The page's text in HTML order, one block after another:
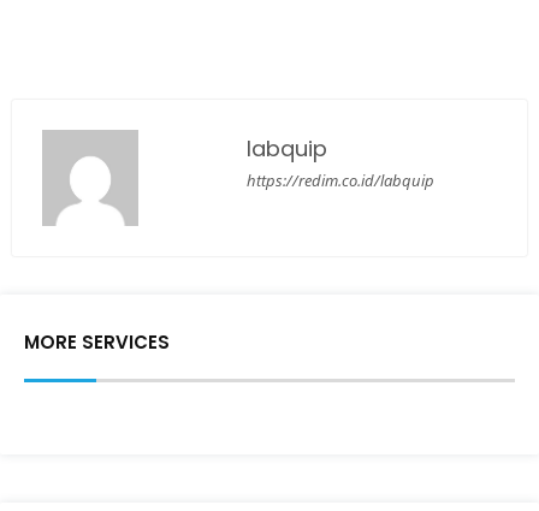
labquip
https://redim.co.id/labquip
MORE SERVICES